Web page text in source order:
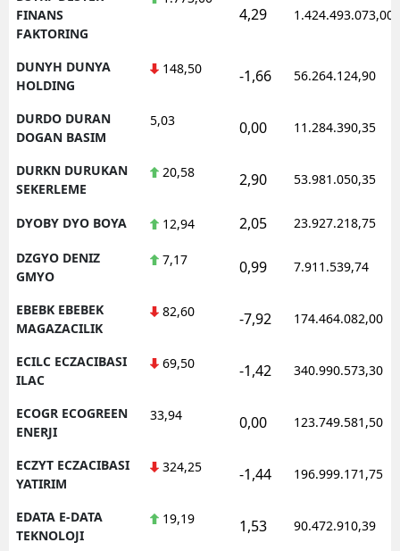
FINANS
FAKTORING
4,29 1.424.493.073,00
DUNYH DUNYA
HOLDING
148,50 -1,66 56.264.124,90
DURDO DURAN
DOGAN BASIM
5,03 0,00 11.284.390,35
DURKN DURUKAN
SEKERLEME
20,58 2,90 53.981.050,35
DYOBY DYO BOYA 12,94 2,05 23.927.218,75
DZGYO DENIZ
GMYO
7,17 0,99 7.911.539,74
EBEBK EBEBEK
MAGAZACILIK
82,60 -7,92 174.464.082,00
ECILC ECZACIBASI
ILAC
69,50 -1,42 340.990.573,30
ECOGR ECOGREEN
ENERJI
33,94 0,00 123.749.581,50
ECZYT ECZACIBASI
YATIRIM
324,25 -1,44 196.999.171,75
EDATA E-DATA
TEKNOLOJI
19,19 1,53 90.472.910,39